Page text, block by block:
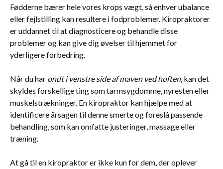
Fødderne bærer hele vores krops vægt, så enhver ubalance
eller fejlstilling kan resultere i fodproblemer. Kiropraktorer
er uddannet til at diagnosticere og behandle disse
problemer og kan give dig øvelser til hjemmet for
yderligere forbedring.
Når du har ondt i venstre side af maven ved hoften, kan det
skyldes forskellige ting som tarmsygdomme, nyresten eller
muskelstrækninger. En kiropraktor kan hjælpe med at
identificere årsagen til denne smerte og foreslå passende
behandling, som kan omfatte justeringer, massage eller
træning.
At gå til en kiropraktor er ikke kun for dem, der oplever